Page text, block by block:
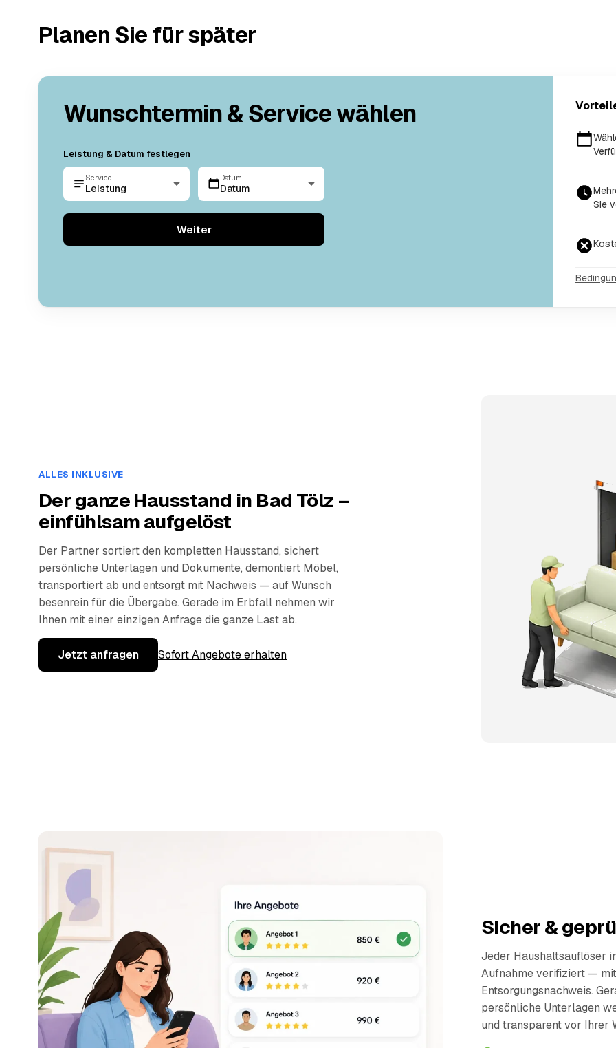
Planen Sie für später
Wunschtermin & Service wählen
Leistung & Datum festlegen
Service
Leistung
Datum
Datum
Weiter
Sie
ALLES INKLUSIVE
Der ganze Hausstand in Bad Tölz –
einfühlsam aufgelöst
Der Partner sortiert den kompletten Hausstand, sichert
persönliche Unterlagen und Dokumente, demontiert Möbel,
transportiert ab und entsorgt mit Nachweis — auf Wunsch
besenrein für die Übergabe. Gerade im Erbfall nehmen wir
Ihnen mit einer einzigen Anfrage die ganze Last ab.
Jetzt anfragen Sofort Angebote erhalten
Sicher &
Jeder Haushaltsauflöser
Aufnahme verifiziert —
Entsorgungsnachweis.
persönliche Unterlagen
und transparent vor Ihrer